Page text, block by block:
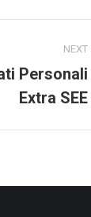
NEXT
Personali
Extra SEE